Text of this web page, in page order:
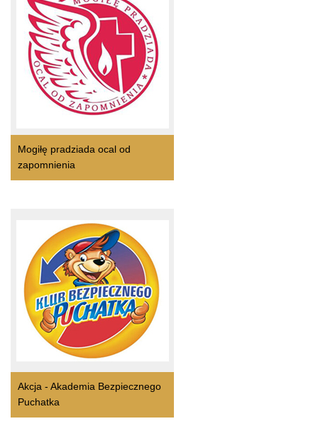
Mogiłę pradziada ocal od
zapomnienia
Akcja - Akademia Bezpiecznego
Puchatka